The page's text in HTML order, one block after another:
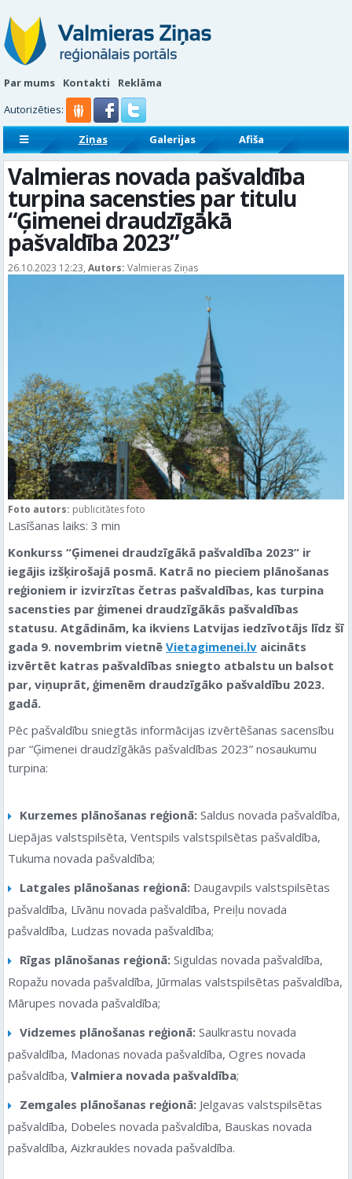
Par mums Kontakti
Reklāma
Autorizēties:
Ziņas Galerijas
Afiša
Sludinājumi
Valmieras novada pašvaldība
turpina sacensties par titulu
“Ģimenei draudzīgākā
pašvaldība 2023”
26.10.2023 12:23, Autors: Valmieras Ziņas
Foto autors: publicitātes foto
Lasīšanas laiks: 3 min
Konkurss “Ģimenei draudzīgākā pašvaldība 2023” ir
iegājis izšķirošajā posmā. Katrā no pieciem plānošanas
reģioniem ir izvirzītas četras pašvaldības, kas turpina
sacensties par ģimenei draudzīgākās pašvaldības
statusu. Atgādinām, ka ikviens Latvijas iedzīvotājs līdz šī
gada 9. novembrim vietnē Vietagimenei.lv aicināts
izvērtēt katras pašvaldības sniegto atbalstu un balsot
par, viņuprāt, ģimenēm draudzīgāko pašvaldību 2023.
gadā.
Pēc pašvaldību sniegtās informācijas izvērtēšanas sacensību
par “Ģimenei draudzīgākās pašvaldības 2023” nosaukumu
turpina:
Kurzemes plānošanas reģionā: Saldus novada pašvaldība,
Liepājas valstspilsēta, Ventspils valstspilsētas pašvaldība,
Tukuma novada pašvaldība;
Latgales plānošanas reģionā: Daugavpils valstspilsētas
pašvaldība, Līvānu novada pašvaldība, Preiļu novada
pašvaldība, Ludzas novada pašvaldība;
Rīgas plānošanas reģionā: Siguldas novada pašvaldība,
Ropažu novada pašvaldība, Jūrmalas valstspilsētas pašvaldība,
Mārupes novada pašvaldība;
Vidzemes plānošanas reģionā: Saulkrastu novada
pašvaldība, Madonas novada pašvaldība, Ogres novada
pašvaldība, Valmiera novada pašvaldība;
Zemgales plānošanas reģionā: Jelgavas valstspilsētas
pašvaldība, Dobeles novada pašvaldība, Bauskas novada
pašvaldība, Aizkraukles novada pašvaldība.